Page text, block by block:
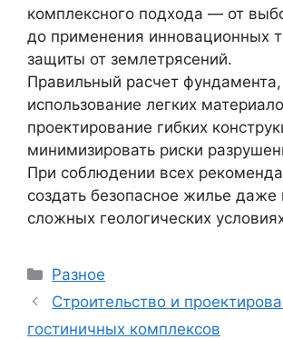
комплексного подхода — от
до применения инновационных
защиты от землетрясений.
Правильный расчет фундамента,
использование легких
проектирование гибких
минимизировать риски
При соблюдении всех
создать безопасное жилье
сложных геологических
Рубрики
Разное
Строительство и
гостиничных комплексов